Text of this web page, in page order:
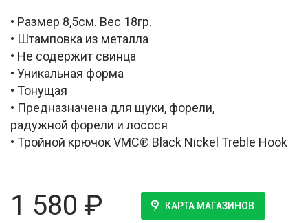
• Размер 8,5см. Вес 18гр.
• Штамповка из металла
• Не содержит свинца
• Уникальная форма
• Тонущая
• Предназначена для щуки, форели,
радужной форели и лосося
• Тройной крючок VMC® Black Nickel Treble Hook
1 580 ₽ КАРТА МАГАЗИНОВ